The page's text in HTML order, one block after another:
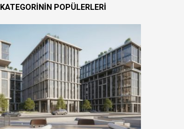
KATEGORİNİN POPÜLERLERİ